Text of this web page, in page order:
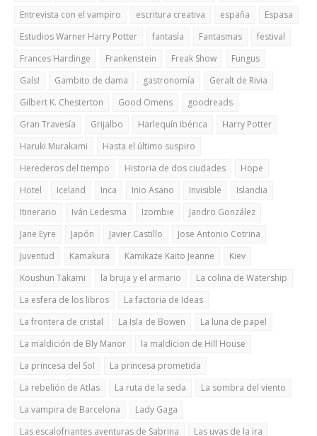
Entrevista con el vampiro
escritura creativa españa
Espasa
Estudios Warner Harry Potter
fantasía Fantasmas
festival
Frances Hardinge
Frankenstein Freak Show
Fungus
Gals!
Gambito de dama gastronomía
Geralt de Rivia
Gilbert K. Chesterton
Good Omens
goodreads
Gran Travesía
Grijalbo Harlequín Ibérica
Harry Potter
Haruki Murakami
Hasta el último suspiro
Herederos del tiempo
Historia de dos ciudades
Hope
Hotel
Iceland Inca Inio Asano Invisible
Islandia
Itinerario
Iván Ledesma Izombie
Jandro González
Jane Eyre
Japón Javier Castillo
Jose Antonio Cotrina
Juventud
Kamakura Kamikaze Kaito Jeanne
Kiev
Koushun Takami
la bruja y el armario
La colina de Watership
La esfera de los libros
La factoria de Ideas
La frontera de cristal
La Isla de Bowen
La luna de papel
La maldición de Bly Manor
la maldicion de Hill House
La princesa del Sol
La princesa prometida
La rebelión de Atlas
La ruta de la seda
La sombra del viento
La vampira de Barcelona
Lady Gaga
Las escalofriantes aventuras de Sabrina
Las uvas de la ira